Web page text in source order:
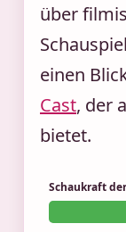
über
einen
Cast, der
bietet.
Schaukraft